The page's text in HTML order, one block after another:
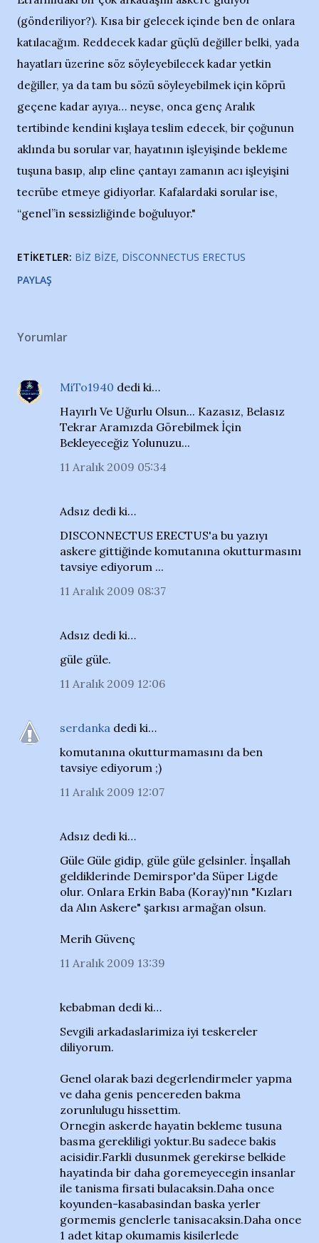
(gönderiliyor?). Kısa bir gelecek içinde ben de onlara
katılacağım. Reddecek kadar güçlü değiller belki, yada
hayatları üzerine söz söyleyebilecek kadar yetkin
değiller, ya da tam bu sözü söyleyebilmek için köprü
geçene kadar ayıya… neyse, onca genç Aralık
tertibinde kendini kışlaya teslim edecek, bir çoğunun
aklında bu sorular var, hayatının işleyişinde bekleme
tuşuna basıp, alıp eline çantayı zamanın acı işleyişini
tecrübe etmeye gidiyorlar. Kafalardaki sorular ise,
“genel”in sessizliğinde boğuluyor."
ETIKETLER: BIZ BIZE DISCONNECTUS ERECTUS
PAYLAŞ
Yorumlar
MiTo1940 dedi ki…
Hayırlı Ve Uğurlu Olsun... Kazasız, Belasız
Tekrar Aramızda Görebilmek İçin
Bekleyeceğiz Yolunuzu...
11 Aralık 2009 05:34
Adsız dedi ki…
DISCONNECTUS ERECTUS'a bu yazıyı
askere gittiğinde komutanına okutturmasını
tavsiye ediyorum ...
11 Aralık 2009 08:37
Adsız dedi ki…
güle güle.
11 Aralık 2009 12:06
serdanka dedi ki…
komutanına okutturmamasını da ben
tavsiye ediyorum ;)
11 Aralık 2009 12:07
Adsız dedi ki…
Güle Güle gidip, güle güle gelsinler. İnşallah
geldiklerinde Demirspor'da Süper Ligde
olur. Onlara Erkin Baba (Koray)'nın "Kızları
da Alın Askere" şarkısı armağan olsun.
Merih Güvenç
11 Aralık 2009 13:39
kebabman dedi ki…
Sevgili arkadaslarimiza iyi teskereler
diliyorum.
Genel olarak bazi degerlendirmeler yapma
ve daha genis pencereden bakma
zorunlulugu hissettim.
Ornegin askerde hayatin bekleme tusuna
basma gerekliligi yoktur.Bu sadece bakis
acisidir.Farkli dusunmek gerekirse belkide
hayatinda bir daha goremeyecegin insanlar
ile tanisma firsati bulacaksin.Daha once
koyunden-kasabasindan baska yerler
gormemis genclerle tanisacaksin.Daha once
1 adet kitap okumamis kisilerlede